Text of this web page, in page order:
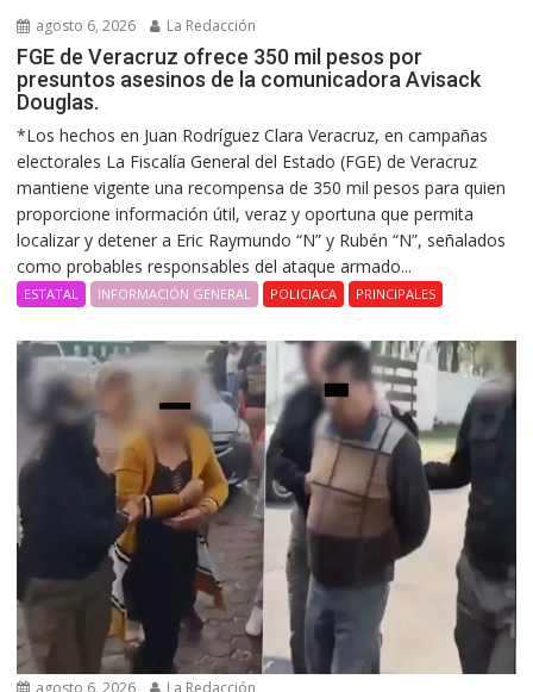
agosto 6, 2026 La Redacción
FGE de Veracruz ofrece 350 mil pesos por
presuntos asesinos de la comunicadora Avisack
Douglas.
*Los hechos en Juan Rodríguez Clara Veracruz, en campañas
electorales La Fiscalía General del Estado (FGE) de Veracruz
mantiene vigente una recompensa de 350 mil pesos para quien
proporcione información útil, veraz y oportuna que permita
localizar y detener a Eric Raymundo “N” y Rubén “N”, señalados
como probables responsables del ataque armado...
ESTATAL INFORMACIÓN GENERAL POLICIACA PRINCIPALES
agosto 6, 2026 La Redacción